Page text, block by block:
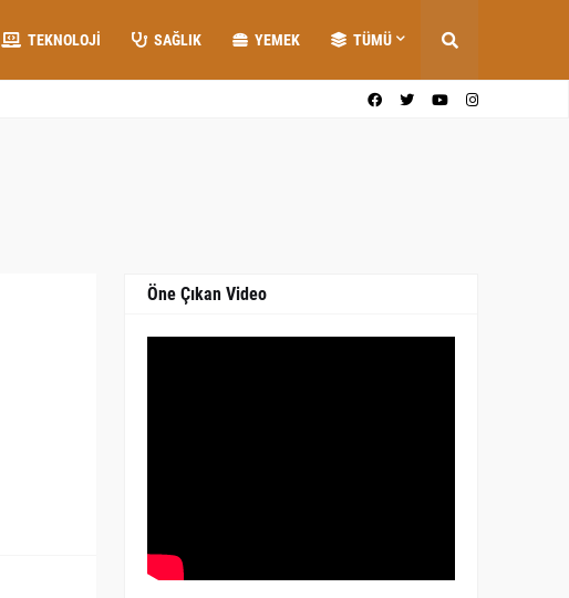
TEKNOLOJI SAĞLIK YEMEK TÜMÜ
Öne Çıkan Video